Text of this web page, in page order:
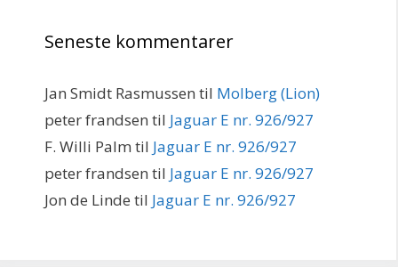
Seneste kommentarer
Jan Smidt Rasmussen til Molberg (Lion)
peter frandsen til Jaguar E nr. 926/927
F. Willi Palm til Jaguar E nr. 926/927
peter frandsen til Jaguar E nr. 926/927
Jon de Linde til Jaguar E nr. 926/927